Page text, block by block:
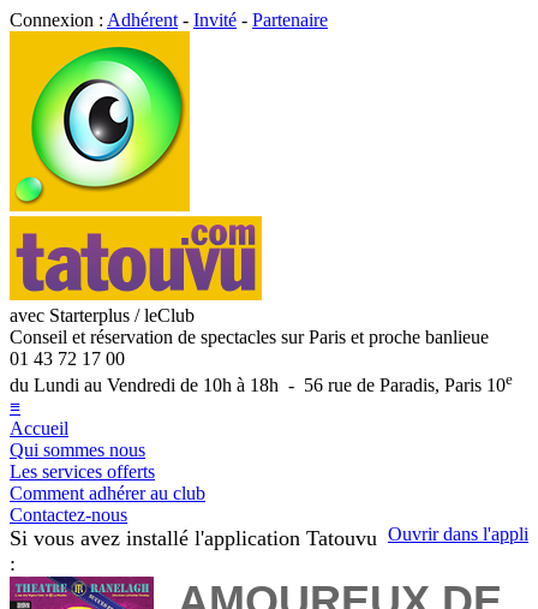
Connexion : Adhérent - Invité - Partenaire
avec Starterplus / leClub
Conseil et réservation de spectacles sur Paris et proche banlieue
01 43 72 17 00
du Lundi au Vendredi de 10h à 18h - 56 rue de Paradis, Paris 10e
≡
Accueil
Qui sommes nous
Les services offerts
Comment adhérer au club
Contactez-nous
Ouvrir dans l'appli
Si vous avez installé l'application Tatouvu
: